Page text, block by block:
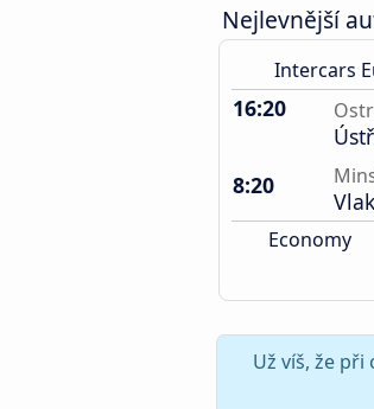
Nejlevnější
Intercars
16:20
8:20
Economy
Už víš, že